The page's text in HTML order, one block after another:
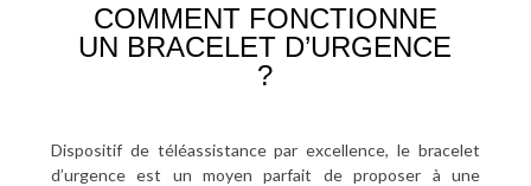
COMMENT FONCTIONNE
UN BRACELET D’URGENCE
?
Dispositif de téléassistance par excellence, le bracelet
d’urgence est un moyen parfait de proposer à une